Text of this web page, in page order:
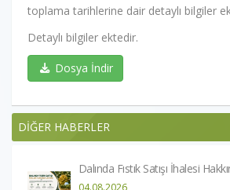
toplama tarihlerine dair detaylı bilgiler
Detaylı bilgiler ektedir.
Dosya İndir
DİĞER HABERLER
Dalında Fıstık Satışı İhalesi
04.08.2026